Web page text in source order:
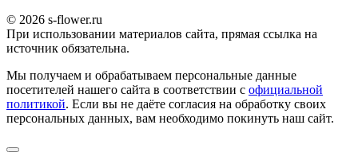
© 2026 s-flower.ru
При использовании материалов сайта, прямая ссылка на
источник обязательна.
Мы получаем и обрабатываем персональные данные
посетителей нашего сайта в соответствии с официальной
политикой. Если вы не даёте согласия на обработку своих
персональных данных, вам необходимо покинуть наш сайт.